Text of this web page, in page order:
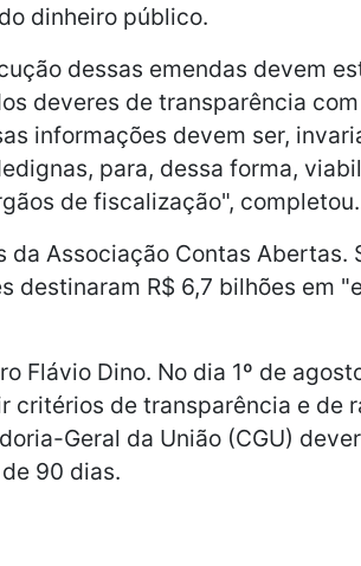
dinheiro público.
dessas emendas devem
deveres de transparência
informações devem ser,
para, dessa forma,
de fiscalização", completou.
da Associação Contas Abertas.
destinaram R$ 6,7 bilhões em
Flávio Dino. No dia 1º de
critérios de transparência e de
Geral da União (CGU)
90 dias.